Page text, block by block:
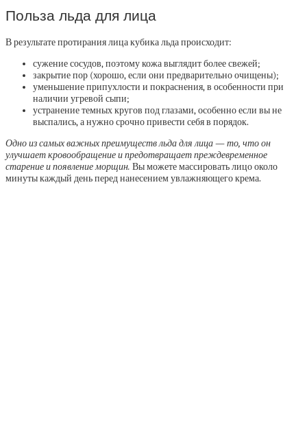
Польза льда для лица
В результате протирания лица кубика льда происходит:
сужение сосудов, поэтому кожа выглядит более свежей;
закрытие пор (хорошо, если они предварительно очищены);
уменьшение припухлости и покраснения, в особенности при
наличии угревой сыпи;
устранение темных кругов под глазами, особенно если вы не
выспались, а нужно срочно привести себя в порядок.
Одно из самых важных преимуществ льда для лица — то, что он
улучшает кровообращение и предотвращает преждевременное
старение и появление морщин. Вы можете массировать лицо около
минуты каждый день перед нанесением увлажняющего крема.